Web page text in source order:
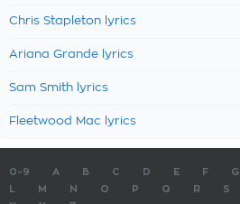
Chris Stapleton lyrics
Ariana Grande lyrics
Sam Smith lyrics
Fleetwood Mac lyrics
0-9 A B C D E F G
M N O P Q R S